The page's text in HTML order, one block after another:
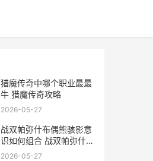
猎魔传奇中哪个职业最最
牛 猎魔传奇攻略
2026-05-27
战双帕弥什布偶熊骇影意
识如何组合 战双帕弥什・
エロマンガ
2026-05-27